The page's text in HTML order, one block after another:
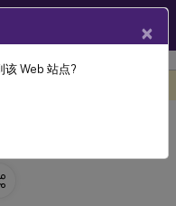
Management 2103
×
该 Web 站点?